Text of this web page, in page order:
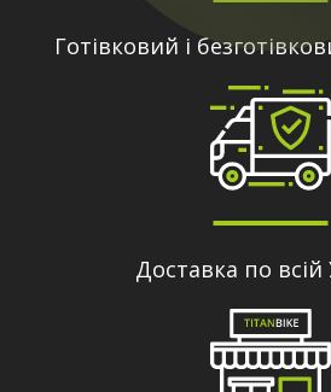
Готівковий і
Доставка по всій